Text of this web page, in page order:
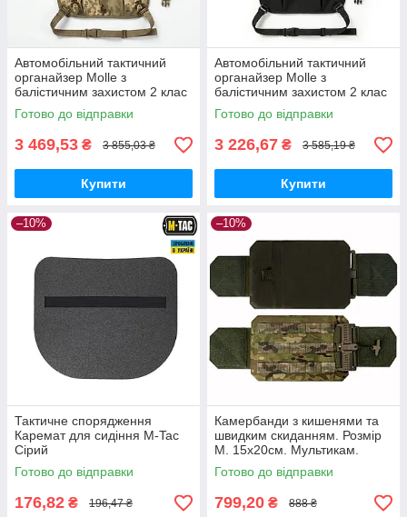
Автомобільний тактичний
органайзер Molle з
балістичним захистом 2 клас
SPECPROM. Піксель
Готово до відправки
3 469,53 ₴ 3 855,03 ₴
Купити
Автомобільний тактичний
органайзер Molle з
балістичним захистом 2 клас
SPECPROM. Чорний
Готово до відправки
3 226,67 ₴ 3 585,19 ₴
Купити
–10%
Тактичне спорядження
Каремат для сидіння M-Tac
Сірий
Готово до відправки
176,82 ₴ 196,47 ₴
–10%
Камербанди з кишенями та
швидким скиданням. Розмір
M. 15х20см. Мультикам.
Комплект з 2 шт.
Готово до відправки
799,20 ₴ 888 ₴